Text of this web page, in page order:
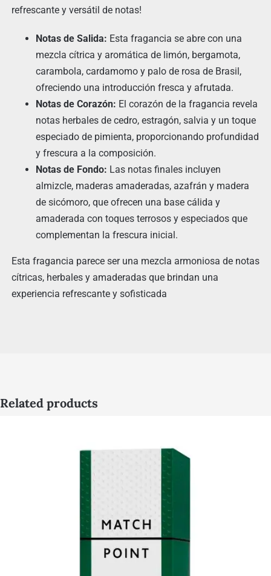
refrescante y versátil de notas!
Notas de Salida: Esta fragancia se abre con una
mezcla cítrica y aromática de limón, bergamota,
carambola, cardamomo y palo de rosa de Brasil,
ofreciendo una introducción fresca y afrutada.
Notas de Corazón: El corazón de la fragancia revela
notas herbales de cedro, estragón, salvia y un toque
especiado de pimienta, proporcionando profundidad
y frescura a la composición.
Notas de Fondo: Las notas finales incluyen
almizcle, maderas amaderadas, azafrán y madera
de sicómoro, que ofrecen una base cálida y
amaderada con toques terrosos y especiados que
complementan la frescura inicial.
Esta fragancia parece ser una mezcla armoniosa de notas
cítricas, herbales y amaderadas que brindan una
experiencia refrescante y sofisticada
Related products